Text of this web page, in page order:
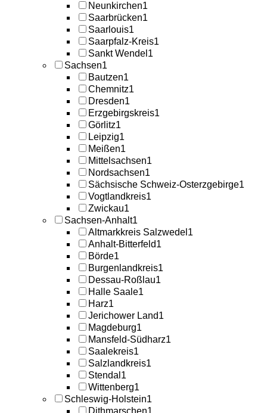
Neunkirchen1
Saarbrücken1
Saarlouis1
Saarpfalz-Kreis1
Sankt Wendel 1
Sachsen1
Bautzen1
Chemnitz1
Dresden1
Erzgebirgskreis1
Görlitz1
Leipzig1
Meißen1
Mittelsachsen1
Nordsachsen1
Sächsische Schweiz-Osterzgebirge1
Vogtlandkreis1
Zwickau1
Sachsen-Anhalt1
Altmarkkreis Salzwedel 1
Anhalt-Bitterfeld1
Börde1
Burgenlandkreis1
Dessau-Roßlau1
Halle Saale1
Harz1
Jerichower Land1
Magdeburg1
Mansfeld-Südharz1
Saalekreis1
Salzlandkreis1
Stendal 1
Wittenberg1
Schleswig-Holstein1
Dithmarschen1